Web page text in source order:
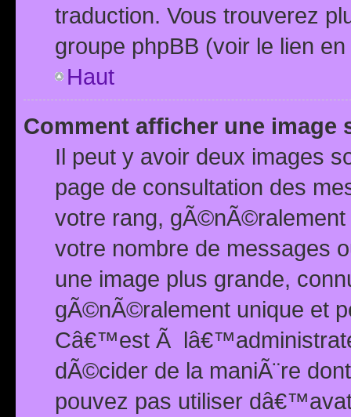
traduction. Vous trouverez
groupe phpBB (voir le lien
Haut
Comment afficher une image
Il peut y avoir deux images
page de consultation des
votre rang,
votre nombre de messages
une image plus grande,
gÃ©nÃ©ralement unique et
Câ€™est Ã
dÃ©cider de la maniÃ¨re
pouvez pas utiliser